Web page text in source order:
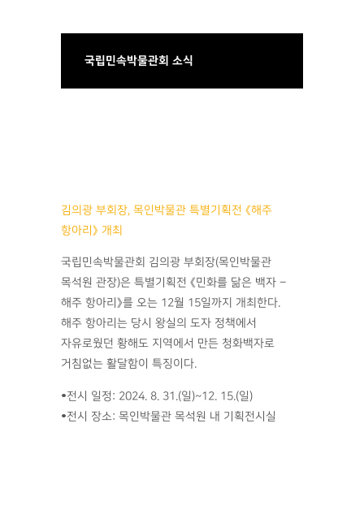
국립민속박물관회 소식
김의광 부회장, 목인박물관 특별기획전 《해주
항아리》 개최
국립민속박물관회 김의광 부회장(목인박물관
목석원 관장)은 특별기획전 《민화를 닮은 백자 –
해주 항아리》를 오는 12월 15일까지 개최한다.
해주 항아리는 당시 왕실의 도자 정책에서
자유로웠던 황해도 지역에서 만든 청화백자로
거침없는 활달함이 특징이다.
•전시 일정: 2024. 8. 31.(일)~12. 15.(일)
•전시 장소: 목인박물관 목석원 내 기획전시실